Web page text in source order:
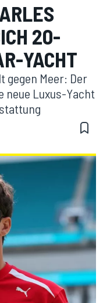
20-
YACHT
gegen Meer: Der
neue Luxus-Yacht